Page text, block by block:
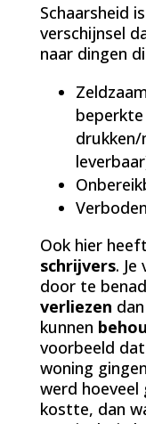
Schaarsheid
verschijnsel
naar dingen
Ook hier
schrijvers.
door te
verliezen
kunnen
voorbeeld
woning
werd hoeveel
kostte, dan